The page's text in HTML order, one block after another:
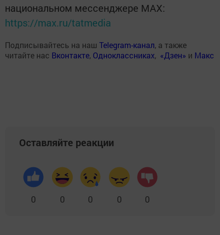
национальном мессенджере MАХ:
https://max.ru/tatmedia
Подписывайтесь на наш Telegram-канал, а также
читайте нас Вконтакте, Одноклассниках, «Дзен» и Макс
Оставляйте реакции
0 0 0 0 0